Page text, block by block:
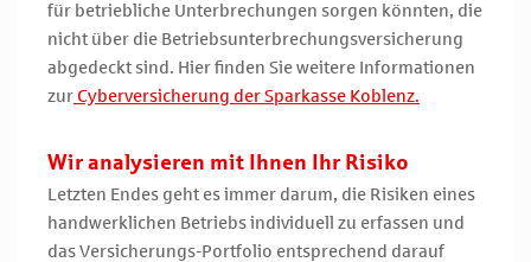
für betriebliche Unterbrechungen sorgen könnten, die
nicht über die Betriebsunterbrechungsversicherung
abgedeckt sind. Hier finden Sie weitere Informationen
zur Cyberversicherung der Sparkasse Koblenz.
Wir analysieren mit Ihnen Ihr Risiko
Letzten Endes geht es immer darum, die Risiken eines
handwerklichen Betriebs individuell zu erfassen und
das Versicherungs-Portfolio entsprechend darauf